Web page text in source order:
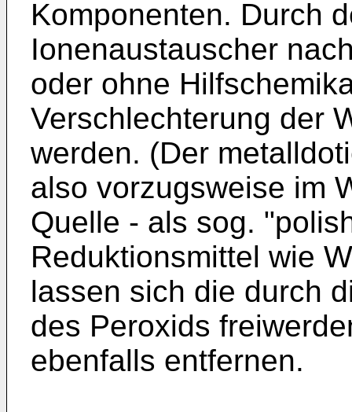
Komponenten. Durch
Ionenaustauscher
oder ohne
Verschlechterung der
werden. (Der
also vorzugsweise im
Quelle - als sog.
Reduktionsmittel wie
lassen sich die durch
des Peroxids
ebenfalls entfernen.